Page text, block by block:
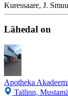
Kuressaare, J.
Lähedal on
Apotheka
Tallinn,